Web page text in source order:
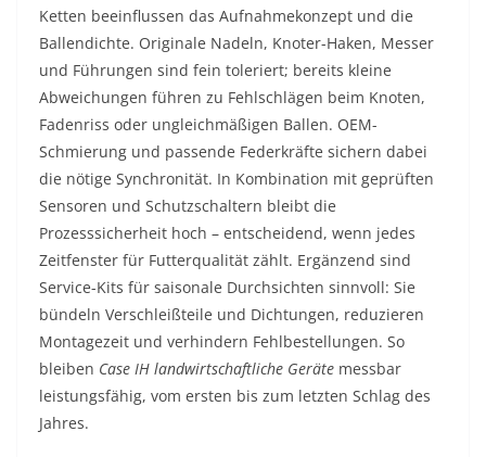
Ketten beeinflussen das Aufnahmekonzept und die
Ballendichte. Originale Nadeln, Knoter-Haken, Messer
und Führungen sind fein toleriert; bereits kleine
Abweichungen führen zu Fehlschlägen beim Knoten,
Fadenriss oder ungleichmäßigen Ballen. OEM-
Schmierung und passende Federkräfte sichern dabei
die nötige Synchronität. In Kombination mit geprüften
Sensoren und Schutzschaltern bleibt die
Prozesssicherheit hoch – entscheidend, wenn jedes
Zeitfenster für Futterqualität zählt. Ergänzend sind
Service-Kits für saisonale Durchsichten sinnvoll: Sie
bündeln Verschleißteile und Dichtungen, reduzieren
Montagezeit und verhindern Fehlbestellungen. So
bleiben Case IH landwirtschaftliche Geräte messbar
leistungsfähig, vom ersten bis zum letzten Schlag des
Jahres.